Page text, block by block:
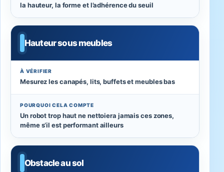
la hauteur, la forme et l’adhérence du seuil
Hauteur sous meubles
À VÉRIFIER
Mesurez les canapés, lits, buffets et meubles bas
POURQUOI CELA COMPTE
Un robot trop haut ne nettoiera jamais ces zones,
même s’il est performant ailleurs
Obstacle au sol